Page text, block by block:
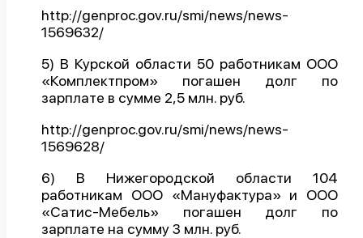
http://genproc.gov.ru/smi/news/news-
1569632/
5) В Курской области 50 работникам ООО
«Комплектпром» погашен долг по
зарплате в сумме 2,5 млн. руб.
http://genproc.gov.ru/smi/news/news-
1569628/
6) В Нижегородской области 104
работникам ООО «Мануфактура» и ООО
«Сатис-Мебель» погашен долг по
зарплате на сумму 3 млн. руб.